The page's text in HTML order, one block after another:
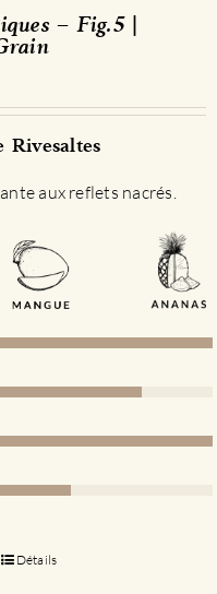
options
choisies
sur
page
produit
– Fig.5 |
Rivesaltes
aux reflets nacrés.
Détails